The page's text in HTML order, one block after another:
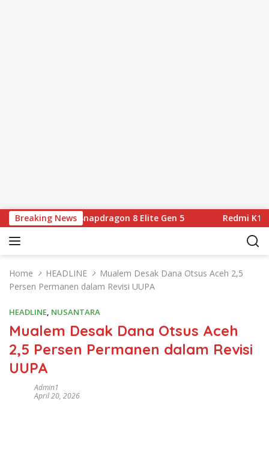
Breaking News
dan Snapdragon 8 Elite Gen 5 Redmi K100 Pro
Home HEADLINE
Mualem Desak Dana Otsus Aceh 2,5
Persen Permanen dalam Revisi UUPA
HEADLINE, NUSANTARA
Mualem Desak Dana Otsus Aceh
2,5 Persen Permanen dalam Revisi
UUPA
Admin1
April 20, 2026